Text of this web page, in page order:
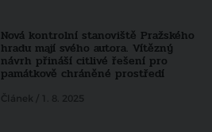
Nová kontrolní stanoviště Pražského
hradu mají svého autora. Vítězný
návrh přináší citlivé řešení pro
památkově chráněné prostředí
Článek / 1. 8. 2025